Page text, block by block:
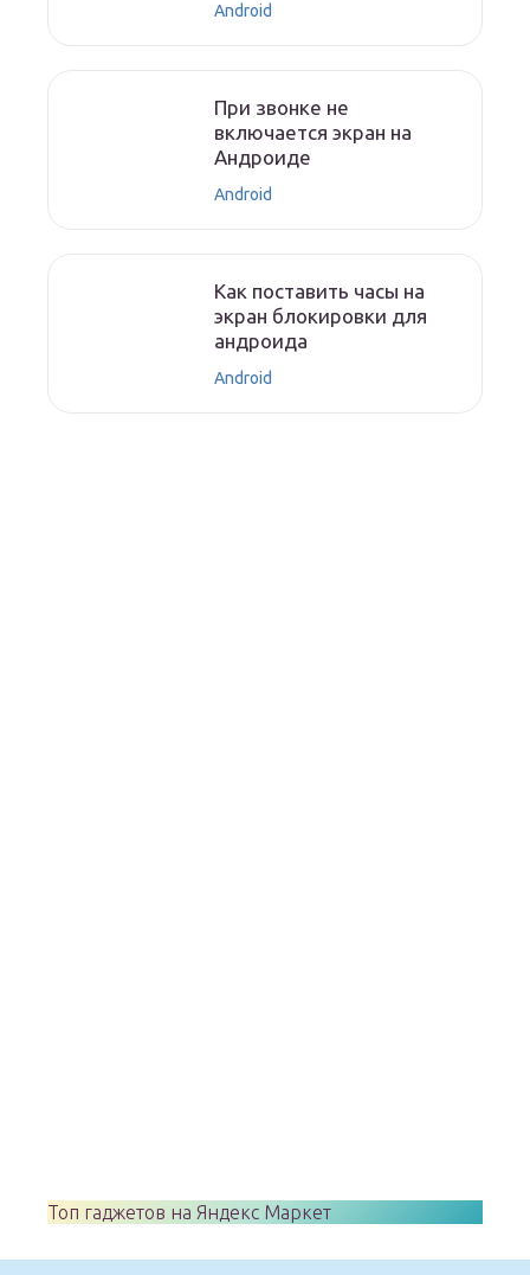
Android
При звонке не
включается экран на
Андроиде
Android
Как поставить часы на
экран блокировки для
андроида
Android
Топ гаджетов на Яндекс Маркет